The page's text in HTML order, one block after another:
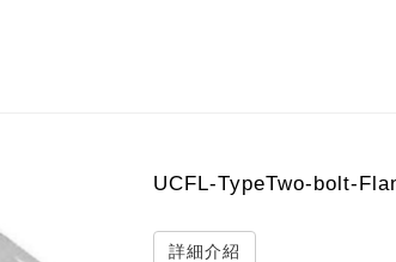
UCFL-TypeTwo-bolt-
詳細介紹